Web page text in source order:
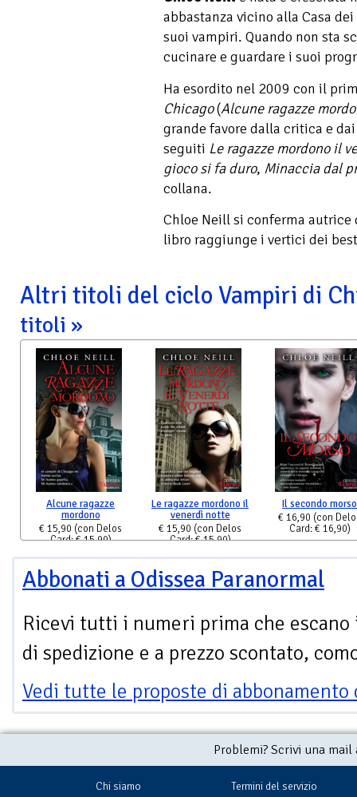
abbastanza vicino alla Casa
suoi vampiri. Quando non sta
cucinare e guardare i suoi
Ha esordito nel 2009 con il
Chicago(Alcune ragazze
grande favore dalla critica e
seguiti Le ragazze mordono il
gioco si fa duro, Minaccia dal
collana.
Chloe Neill si conferma autrice
libro raggiunge i vertici dei
Altri titoli del ciclo Vampiri di
titoli
Alcune ragazze
mordono
€ 15,90 (con Delos
Card: € 15,90)
Le ragazze mordono il
venerdì notte
€ 15,90 (con Delos
Card: € 15,90)
Il secondo morso
€ 16,90 (con
Card: € 16,90)
Abbonati a Odissea Paranormal
Ricevi tutti i numeri prima che escano
di spedizione e a prezzo scontato,
Vedi tutte le proposte di
Problemi? Scrivi una
Chi siamo
Termini del servizio